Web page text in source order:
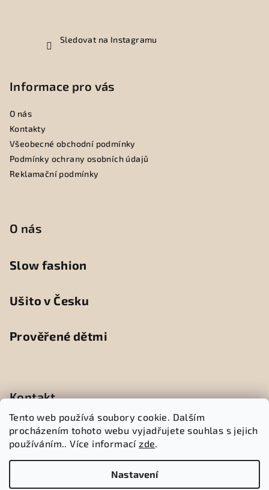
Tento web používá soubory cookie. Dalším
procházením tohoto webu vyjadřujete souhlas s jejich
používáním.. Více informacízde.
Nastavení
Sledovat na Instagramu
Informace pro vás
O nás
Kontakty
Všeobecné obchodní podmínky
Podmínky ochrany osobních údajů
Reklamační podmínky
O nás
Slow fashion
Ušito v Česku
Prověřené dětmi
Kontakt
info@peedleneedle.cz
+420 605 156 686